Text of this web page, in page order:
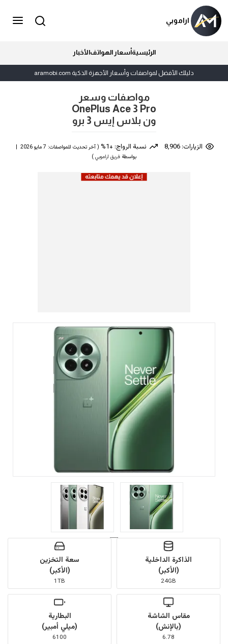
اراموبي
الرئيسيةأسعار الهواتفالأخبار
دليلك الأفضل لمواصفات وأسعار الأجهزة الذكية aramobi.com
مواصفات وسعر
OnePlus Ace 3 Pro
ون بلاس إيس 3 برو
الزيارات: 8,906 نسبة الرواج: +1%
( آخر تحديث للمواصفات: 7 مايو 2026 |
بواسطة فريق اراموبي)
الذاكرة الداخلية
(الأكبر)
24GB
سعة التخزين
(الأكبر)
1TB
مقاس الشاشة
(بالإنش)
6.78
البطارية
(ميلي أمبير)
6100